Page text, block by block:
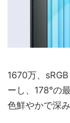
1670万、
ーし、178°の
色鮮やかで深